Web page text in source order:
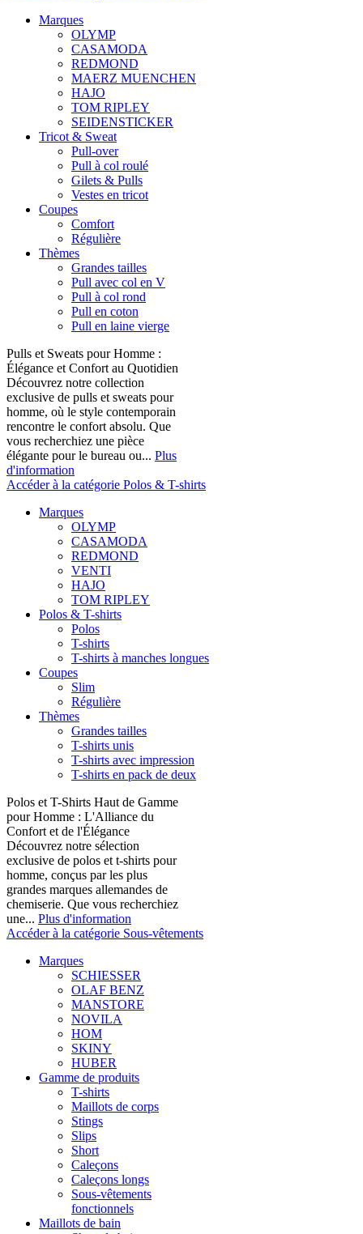
Marques
OLYMP
CASAMODA
REDMOND
MAERZ MUENCHEN
HAJO
TOM RIPLEY
SEIDENSTICKER
Tricot & Sweat
Pull-over
Pull à col roulé
Gilets & Pulls
Vestes en tricot
Coupes
Comfort
Régulière
Thèmes
Grandes tailles
Pull avec col en V
Pull à col rond
Pull en coton
Pull en laine vierge
Pulls et Sweats pour Homme :
Élégance et Confort au Quotidien
Découvrez notre collection
exclusive de pulls et sweats pour
homme, où le style contemporain
rencontre le confort absolu. Que
vous recherchiez une pièce
élégante pour le bureau ou... Plus
d'information
Accéder à la catégorie Polos & T-shirts
Marques
OLYMP
CASAMODA
REDMOND
VENTI
HAJO
TOM RIPLEY
Polos & T-shirts
Polos
T-shirts
T-shirts à manches longues
Coupes
Slim
Régulière
Thèmes
Grandes tailles
T-shirts unis
T-shirts avec impression
T-shirts en pack de deux
Polos et T-Shirts Haut de Gamme
pour Homme : L'Alliance du
Confort et de l'Élégance
Découvrez notre sélection
exclusive de polos et t-shirts pour
homme, conçus par les plus
grandes marques allemandes de
chemiserie. Que vous recherchiez
une... Plus d'information
Accéder à la catégorie Sous-vêtements
Marques
SCHIESSER
OLAF BENZ
MANSTORE
NOVILA
HOM
SKINY
HUBER
Gamme de produits
T-shirts
Maillots de corps
Stings
Slips
Short
Caleçons
Caleçons longs
Sous-vêtements
fonctionnels
Maillots de bain